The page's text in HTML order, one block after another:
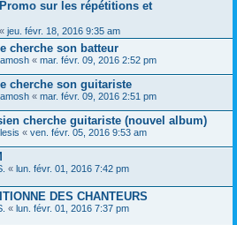
Promo sur les répétitions et
« jeu. févr. 18, 2016 9:35 am
cherche son batteur
« mar. févr. 09, 2016 2:52 pm
cherche son guitariste
« mar. févr. 09, 2016 2:51 pm
cherche guitariste (nouvel album)
« ven. févr. 05, 2016 9:53 am
« lun. févr. 01, 2016 7:42 pm
DES CHANTEURS
« lun. févr. 01, 2016 7:37 pm